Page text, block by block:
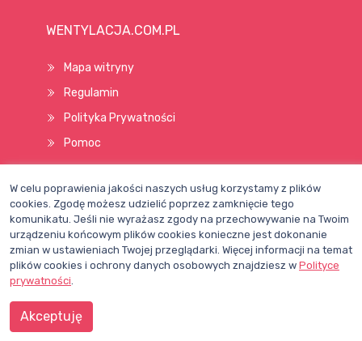
WENTYLACJA.COM.PL
Mapa witryny
Regulamin
Polityka Prywatności
Pomoc
Wszelkie prawa zastrzeżone © 1998–2026
W celu poprawienia jakości naszych usług korzystamy z plików
cookies. Zgodę możesz udzielić poprzez zamknięcie tego
komunikatu. Jeśli nie wyrażasz zgody na przechowywanie na Twoim
urządzeniu końcowym plików cookies konieczne jest dokonanie
zmian w ustawieniach Twojej przeglądarki. Więcej informacji na temat
plików cookies i ochrony danych osobowych znajdziesz w Polityce
prywatności.
Akceptuję